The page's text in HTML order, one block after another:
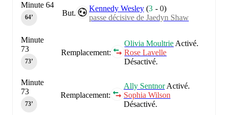
But.
Kennedy Wesley (3 -0)
passe décisive de Jaedyn Shaw
Minute 64
64‎’‎
Remplacement:
Olivia Moultrie Activé.
Rose Lavelle
Désactivé.
Minute
73
73‎’‎
Remplacement:
Ally SentnorActivé.
Sophia Wilson
Désactivé.
Minute
73
73‎’‎